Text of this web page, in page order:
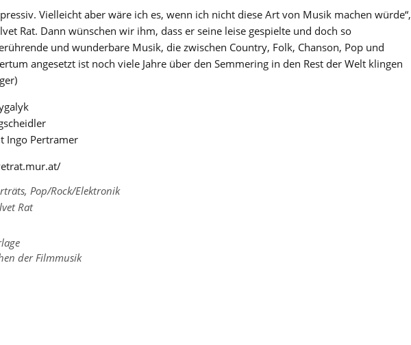
Vielleicht aber wäre ich es, wenn ich nicht diese Art von Musik machen würde“,
Rat. Dann wünschen wir ihm, dass er seine leise gespielte und doch so
und wunderbare Musik, die zwischen Country, Folk, Chanson, Pop und
angesetzt ist noch viele Jahre über den Semmering in den Rest der Welt klingen
Ingo Pertramer
, Pop/Rock/Elektronik
Rat
der Filmmusik